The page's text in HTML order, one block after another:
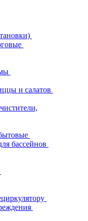
и салатов
бассейнов